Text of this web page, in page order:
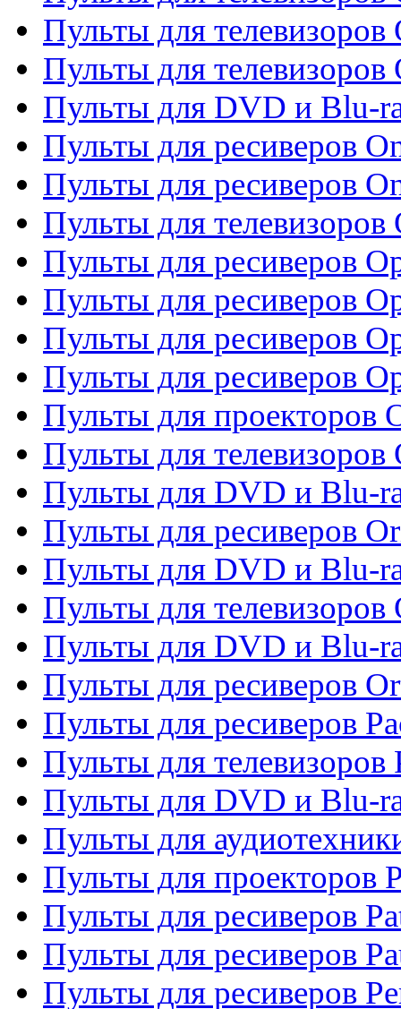
Пульты для телевизоров
Пульты для телевизоров
Пульты для DVD и Blu-
Пульты для ресиверов
Пульты для ресиверов
Пульты для телевизоров
Пульты для ресиверов
Пульты для ресиверов
Пульты для ресиверов
Пульты для ресиверов
Пульты для проекторов
Пульты для телевизоров
Пульты для DVD и Blu-
Пульты для ресиверов
Пульты для DVD и Blu-
Пульты для телевизоров
Пульты для DVD и Blu-
Пульты для ресиверов
Пульты для ресиверов
Пульты для телевизоров
Пульты для DVD и Blu-
Пульты для
Пульты для проекторов
Пульты для ресиверов
Пульты для ресиверов
Пульты для ресиверов